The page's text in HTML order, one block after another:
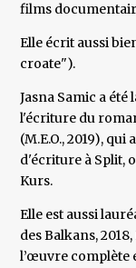
films
Elle écrit aussi
croate").
Jasna Samic a
l'écriture du
(M.E.O., 2019),
d'écriture à Split,
Kurs.
Elle est aussi
des Balkans,
l’œuvre complète